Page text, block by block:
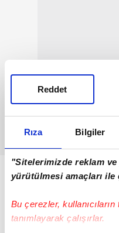
Rıza Bilgiler
"Sitelerimizde reklam
yürütülmesi amaçları ile
Bu çerezler, kullanıcıların
tanımlayarak çalışırlar.
Reddet